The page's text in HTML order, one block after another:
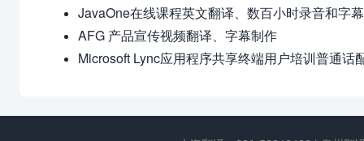
JavaOne在线课程英文翻译、数百小时录音和字
AFG 产品宣传视频翻译、字幕制作
Microsoft Lync应用程序共享终端用户培训普通话